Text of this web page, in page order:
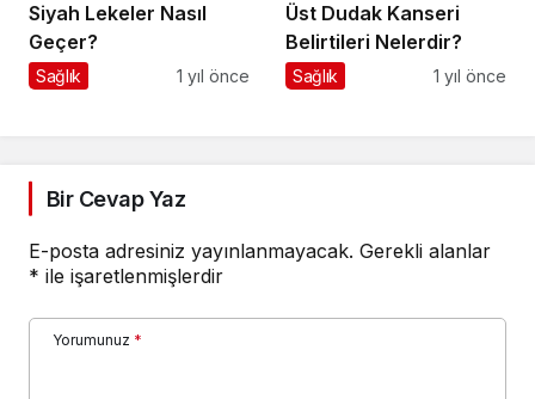
Siyah Lekeler Nasıl
Geçer?
Sağlık 1 yıl önce
Üst Dudak Kanseri
Belirtileri Nelerdir?
Sağlık 1 yıl önce
Bir Cevap Yaz
E-posta adresiniz yayınlanmayacak. Gerekli alanlar
* ile işaretlenmişlerdir
Yorumunuz *